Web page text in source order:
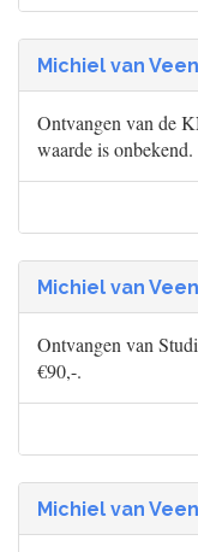
Michiel van Veen
Ontvangen van de
waarde is onbekend.
Michiel van Veen
Ontvangen van
€90,-.
Michiel van Veen